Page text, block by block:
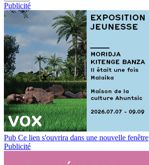
Publicité
Pub Ce lien s'ouvrira dans une nouvelle fenêtre
Publicité